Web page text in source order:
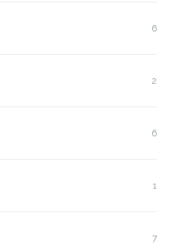
6
2
6
1
7